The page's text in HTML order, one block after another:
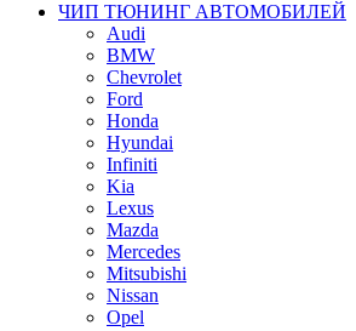
ЧИП ТЮНИНГ АВТОМОБИЛЕЙ
Audi
BMW
Chevrolet
Ford
Honda
Hyundai
Infiniti
Kia
Lexus
Mazda
Mercedes
Mitsubishi
Nissan
Opel